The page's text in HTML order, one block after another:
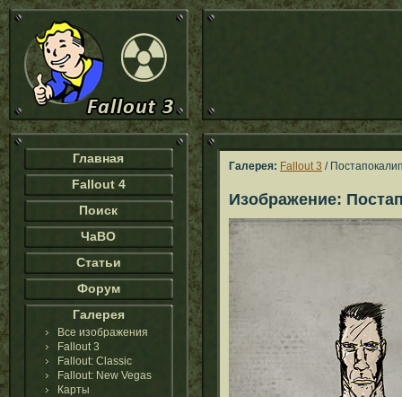
Главная
Fallout 4
Поиск
ЧаВО
Статьи
Форум
Галерея
Все изображения
Fallout 3
Fallout: Classic
Fallout: New Vegas
Карты
Галерея: Fallout 3 /
Изображение: